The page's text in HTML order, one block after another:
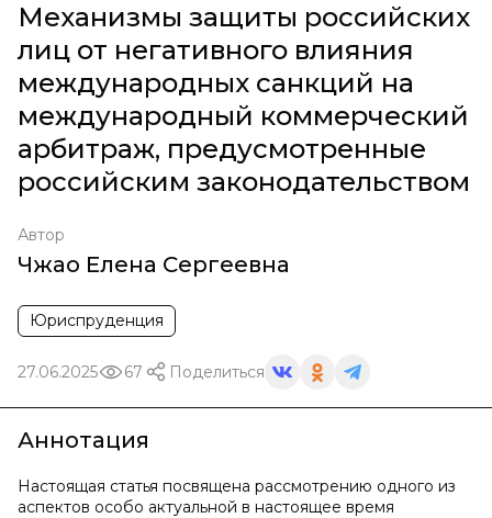
Механизмы защиты российских
лиц от негативного влияния
международных санкций на
международный коммерческий
арбитраж, предусмотренные
российским законодательством
Автор
Чжао Елена Сергеевна
Юриспруденция
27.06.2025 67 Поделиться
Аннотация
Настоящая статья посвящена рассмотрению одного из
аспектов особо актуальной в настоящее время